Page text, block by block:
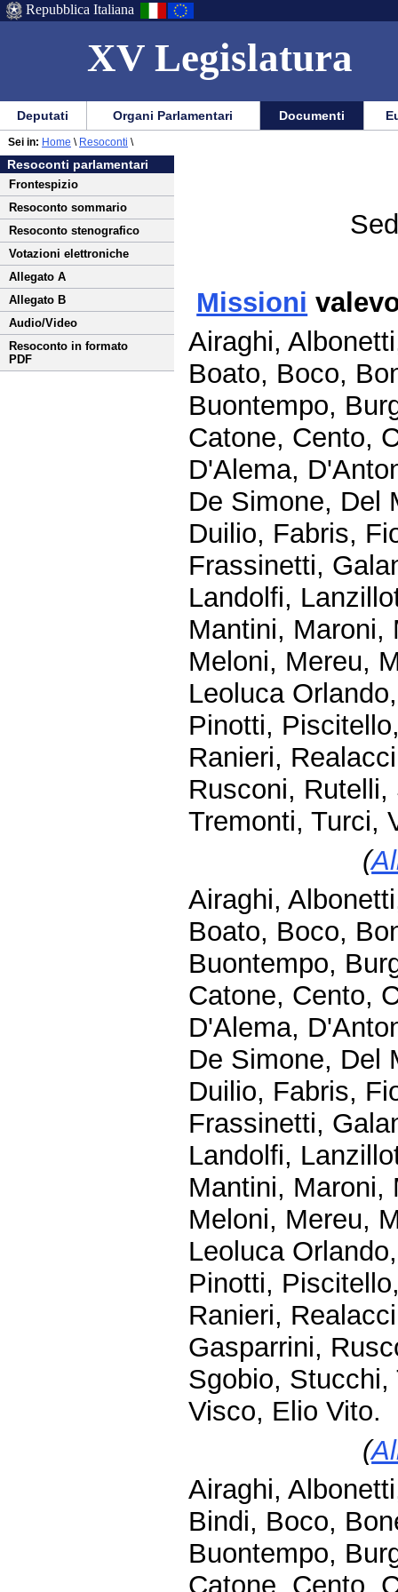
XV Legislatura
Menu
di
ausilio
alla
navigazione
Vai
Menu
di
navigazione
principale
Repubblica Italiana
Menu
di
navigazione
principale
Vai
menu
di
sezione
Deputati Organi Parlamentari Documenti
Vai
al
contenuto
Resoconti parlamentari
Frontespizio
Resoconto sommario
Resoconto stenografico
Votazioni elettroniche
Allegato A
Allegato B
Audio/Video
Resoconto in formato
PDF
Sei in: Home \ Resoconti \
Missioni
Airaghi,
Boato, Boco,
Buontempo,
Catone, Cento,
D'Alema,
De Simone, Del
Duilio, Fabris,
Frassinetti,
Landolfi,
Mantini, Maroni,
Meloni, Mereu,
Leoluca
Pinotti,
Ranieri,
Rusconi,
Tremonti, Turci,
(
Airaghi,
Boato, Boco,
Buontempo,
Catone, Cento,
D'Alema,
De Simone, Del
Duilio, Fabris,
Frassinetti,
Landolfi,
Mantini, Maroni,
Meloni, Mereu,
Leoluca
Pinotti,
Ranieri,
Gasparrini,
Sgobio,
Visco, Elio Vito.
(
Airaghi,
Bindi, Boco,
Buontempo,
Catone, Cento,